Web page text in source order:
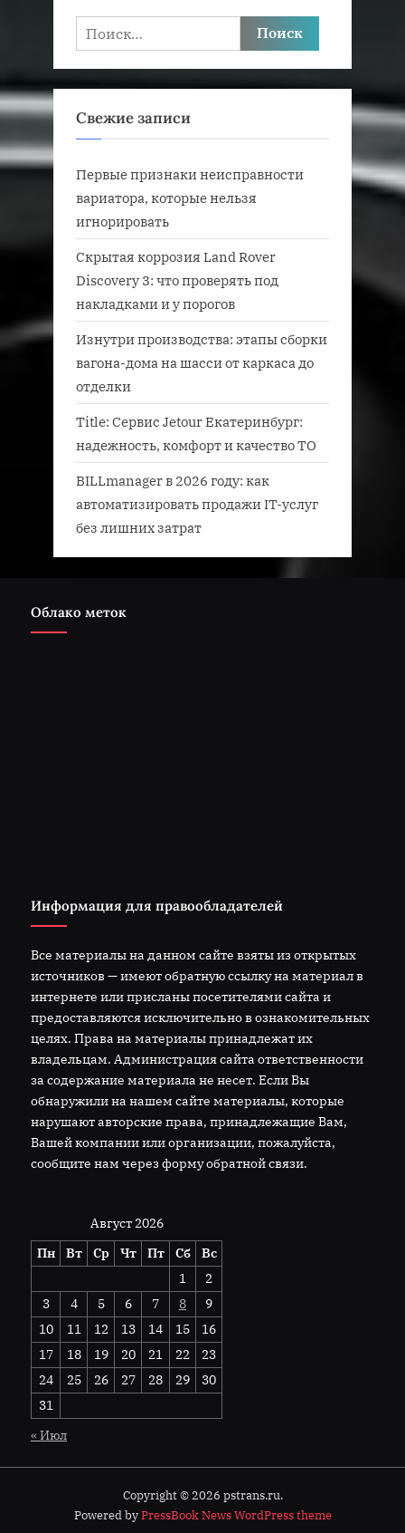
Найти:
Свежие записи
Первые признаки неисправности
вариатора, которые нельзя
игнорировать
Скрытая коррозия Land Rover
Discovery 3: что проверять под
накладками и у порогов
Изнутри производства: этапы сборки
вагона-дома на шасси от каркаса до
отделки
Title: Сервис Jetour Екатеринбург:
надежность, комфорт и качество ТО
BILLmanager в 2026 году: как
автоматизировать продажи IT-услуг
без лишних затрат
Облако меток
Информация для правообладателей
Все материалы на данном сайте взяты из открытых
источников — имеют обратную ссылку на материал в
интернете или присланы посетителями сайта и
предоставляются исключительно в ознакомительных
целях. Права на материалы принадлежат их
владельцам. Администрация сайта ответственности
за содержание материала не несет. Если Вы
обнаружили на нашем сайте материалы, которые
нарушают авторские права, принадлежащие Вам,
Вашей компании или организации, пожалуйста,
сообщите нам через форму обратной связи.
Август 2026
Пн
Вт Ср Чт Пт Сб
Вс
1
2
3
4 5 6 7 8
9
10
11 12 13 14 15
16
17
18 19 20 21 22
23
24
25 26 27 28 29
30
31
« Июл
Copyright © 2026 pstrans.ru.
Powered byPressBook News WordPress theme